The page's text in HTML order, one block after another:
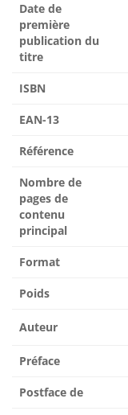
Date de
première
publication du
titre
ISBN
EAN-13
Référence
Nombre de
pages de
contenu
principal
Format
Poids
Auteur
Préface
Postface de